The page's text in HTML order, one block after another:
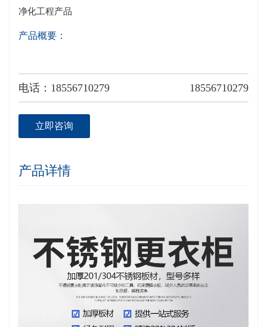
净化工程产品
产品概要：
电话：18556710279 18556710279
立即咨询
产品详情